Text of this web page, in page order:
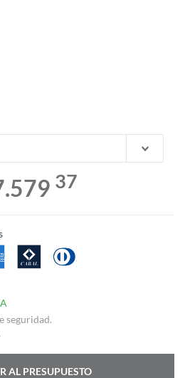
37
seguridad.
AL PRESUPUESTO